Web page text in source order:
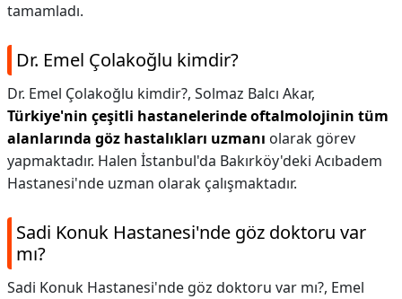
tamamladı.
Dr. Emel Çolakoğlu kimdir?
Dr. Emel Çolakoğlu kimdir?, Solmaz Balcı Akar,
Türkiye'nin çeşitli hastanelerinde oftalmolojinin tüm
alanlarında göz hastalıkları uzmanı olarak görev
yapmaktadır. Halen İstanbul'da Bakırköy'deki Acıbadem
Hastanesi'nde uzman olarak çalışmaktadır.
Sadi Konuk Hastanesi'nde göz doktoru var
mı?
Sadi Konuk Hastanesi'nde göz doktoru var mı?, Emel